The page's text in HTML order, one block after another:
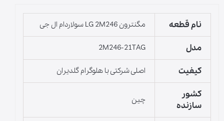
نام قطعه مگنترون LG 2M246 سولاردام ال جی
مدل 2M246-21TAG
کیفیت اصلی شرکتی با هلوگرام گلدیران
کشور
سازنده
چین